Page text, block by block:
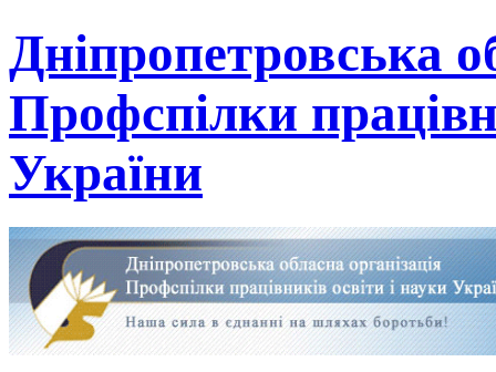
Дніпропетровська
Профспілки
України